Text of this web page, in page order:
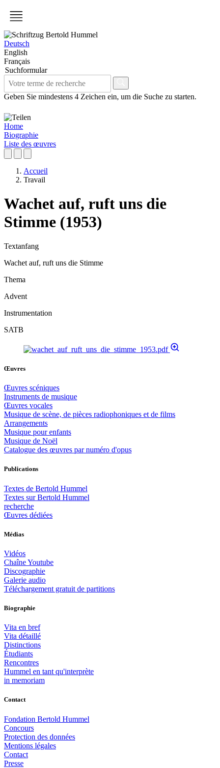
Deutsch
English
Français
Suchformular
Geben Sie mindestens 4 Zeichen ein, um die Suche zu starten.
Home
Biographie
Liste des œuvres
Accueil
Travail
Wachet auf, ruft uns die
Stimme (1953)
Textanfang
Wachet auf, ruft uns die Stimme
Thema
Advent
Instrumentation
SATB
Œuvres
Œuvres scéniques
Instruments de musique
Œuvres vocales
Musique de scène, de pièces radiophoniques et de films
Arrangements
Musique pour enfants
Musique de Noël
Catalogue des œuvres par numéro d'opus
Publications
Textes de Bertold Hummel
Textes sur Bertold Hummel
recherche
Œuvres dédiées
Médias
Vidéos
Chaîne Youtube
Discographie
Galerie audio
Téléchargement gratuit de partitions
Biographie
Vita en bref
Vita détaillé
Distinctions
Étudiants
Rencontres
Hummel en tant qu'interprète
in memoriam
Contact
Fondation Bertold Hummel
Concours
Protection des données
Mentions légales
Contact
Presse